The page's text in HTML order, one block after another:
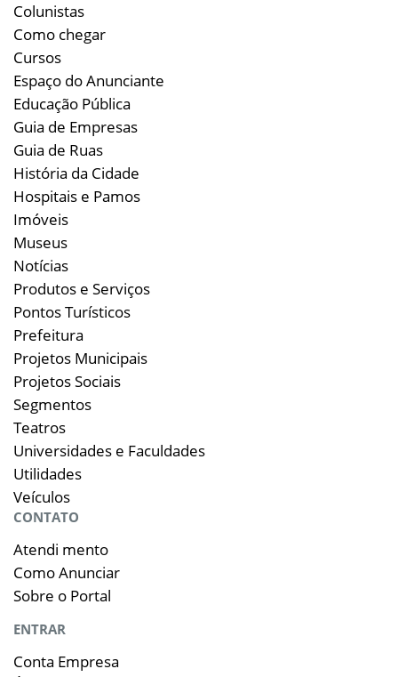
Colunistas
Como chegar
Cursos
Espaço do Anunciante
Educação Pública
Guia de Empresas
Guia de Ruas
História da Cidade
Hospitais e Pamos
Imóveis
Museus
Notícias
Produtos e Serviços
Pontos Turísticos
Prefeitura
Projetos Municipais
Projetos Sociais
Segmentos
Teatros
Universidades e Faculdades
Utilidades
Veículos
CONTATO
Atendi mento
Como Anunciar
Sobre o Portal
ENTRAR
Conta Empresa